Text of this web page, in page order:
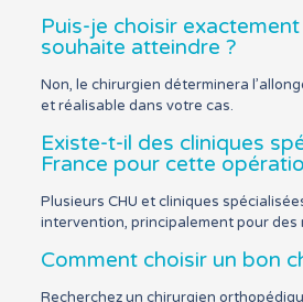
Puis-je choisir
souhaite atteindre ?
Non, le chirurgien déterminera
et réalisable dans votre cas.
Existe-t-il des cliniques
France pour cette
Plusieurs CHU et cliniques
intervention, principalement pour des
Comment choisir un bon
Recherchez un chirurgien